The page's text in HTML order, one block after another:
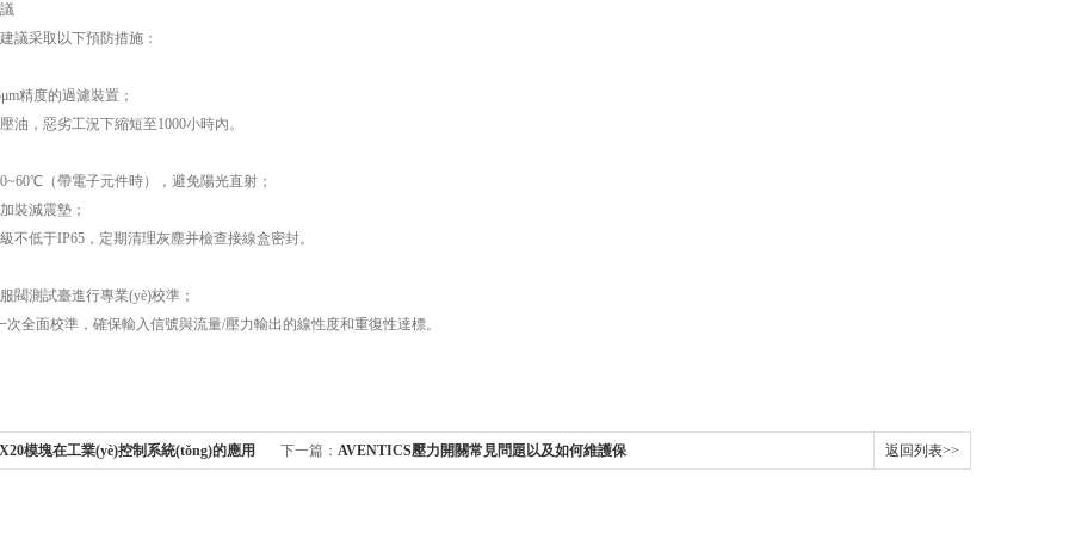
議采取以下預防措施：
精度的過濾裝置；
油，惡劣工況下縮短至1000小時內。
（帶電子元件時），避免陽光直射；
裝減震墊；
不低于IP65，定期清理灰塵并檢查接線盒密封。
閥測試臺進行專業(yè)校準；
次全面校準，確保輸入信號與流量/壓力輸出的線性度和重復性達標。
模塊在工業(yè)控制系統(tǒng)的應用 下一篇： AVENTICS壓力開關常見問題以及如何維護保 返回列表>>